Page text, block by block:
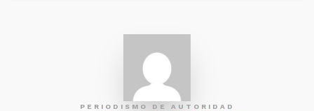
PERIODISMO DE AUTORIDAD